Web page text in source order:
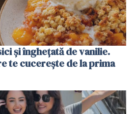
și înghețată de vanilie.
te cucerește de la prima